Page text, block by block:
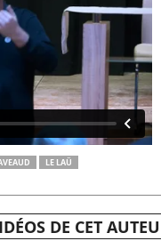
LE LAÜ
DE CET